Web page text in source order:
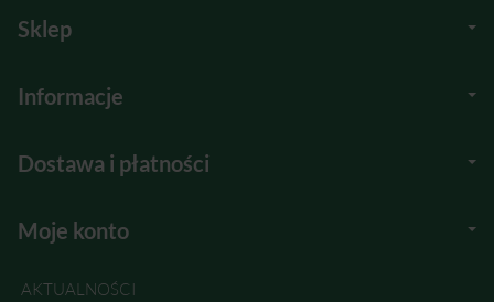
Sklep
Informacje
Dostawa i płatności
Moje konto
AKTUALNOŚCI